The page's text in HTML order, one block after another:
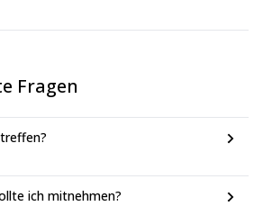
Fragen
ich mitnehmen?